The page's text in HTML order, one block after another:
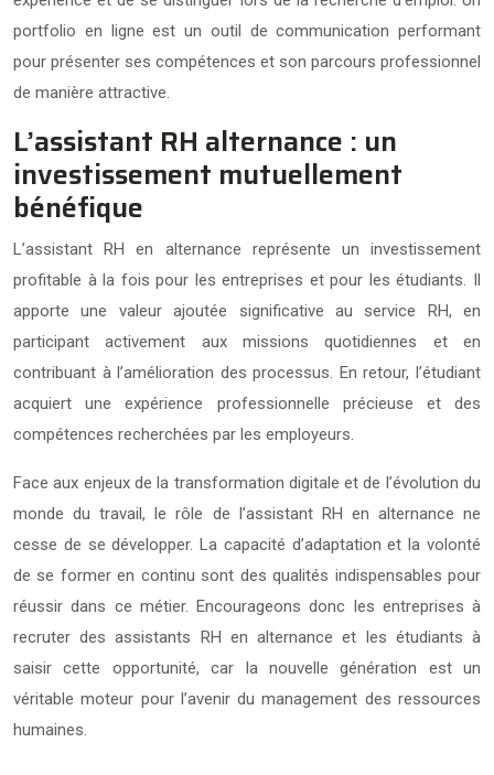
portfolio en ligne est un outil de communication performant
pour présenter ses compétences et son parcours professionnel
de manière attractive.
L’assistant RH alternance : un
investissement mutuellement
bénéfique
L’assistant RH en alternance représente un investissement
profitable à la fois pour les entreprises et pour les étudiants. Il
apporte une valeur ajoutée significative au service RH, en
participant activement aux missions quotidiennes et en
contribuant à l’amélioration des processus. En retour, l’étudiant
acquiert une expérience professionnelle précieuse et des
compétences recherchées par les employeurs.
Face aux enjeux de la transformation digitale et de l’évolution du
monde du travail, le rôle de l’assistant RH en alternance ne
cesse de se développer. La capacité d’adaptation et la volonté
de se former en continu sont des qualités indispensables pour
réussir dans ce métier. Encourageons donc les entreprises à
recruter des assistants RH en alternance et les étudiants à
saisir cette opportunité, car la nouvelle génération est un
véritable moteur pour l’avenir du management des ressources
humaines.